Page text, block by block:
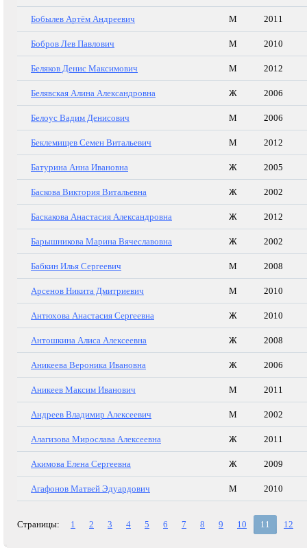
Бобылев Артём Андреевич М 2011
Бобров Лев Павлович М 2010
Беляков Денис Максимович М 2012
Белявская Алина Александровна Ж 2006
Белоус Вадим Денисович М 2006
Беклемищев Семен Витальевич М 2012
Батурина Анна Ивановна Ж 2005
Баскова Виктория Витальевна Ж 2002
Баскакова Анастасия Александровна Ж 2012
Барышникова Марина Вячеславовна Ж 2002
Бабкин Илья Сергеевич М 2008
Арсенов Никита Дмитриевич М 2010
Антюхова Анастасия Сергеевна Ж 2010
Антошкина Алиса Алексеевна Ж 2008
Аникеева Вероника Ивановна Ж 2006
Аникеев Максим Иванович М 2011
Андреев Владимир Алексеевич М 2002
Алагизова Мирослава Алексеевна Ж 2011
Акимова Елена Сергеевна Ж 2009
Агафонов Матвей Эдуардович М 2010
Страницы: 1 2 3 4 5 6 7 8 9 10 11 12